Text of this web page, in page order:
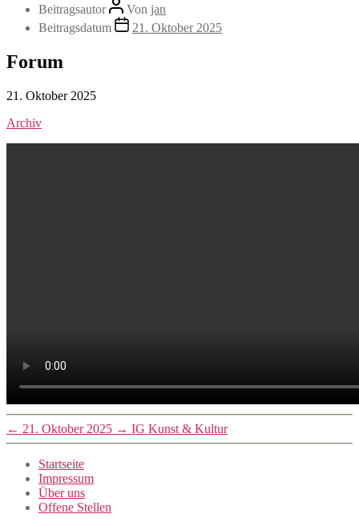
Beitragsautor Von jan
Beitragsdatum
21. Oktober 2025
Forum
21. Oktober 2025
Archiv
← 21. Oktober 2025 → IG Kunst & Kultur
Startseite
Impressum
Über uns
Offene Stellen